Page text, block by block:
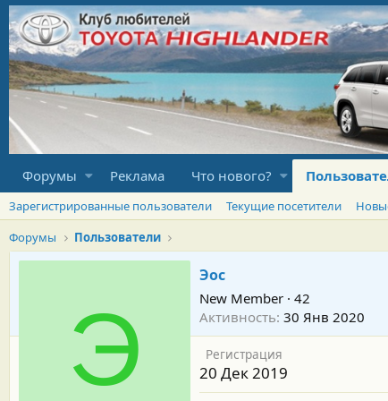
Форумы Реклама Что нового?
Зарегистрированные пользователи Текущие посетители
Форумы
Пользователи
Э
Эос
New Member · 42
Активность 30 Янв 2020
Регистрация
20 Дек 2019